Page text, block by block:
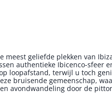
meest geliefde plekken van
authentieke Ibicenco-sfeer
loopafstand, terwijl u toch
bruisende gemeenschap,
avondwandeling door de